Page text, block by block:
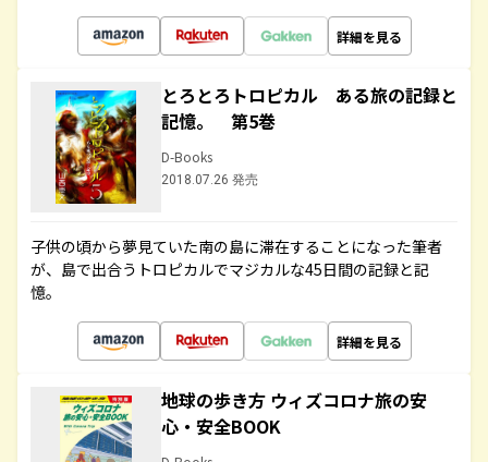
詳細を見る
とろとろトロピカル ある旅の記録と
記憶。 第5巻
D-Books
2018.07.26 発売
子供の頃から夢見ていた南の島に滞在することになった筆者
が、島で出合うトロピカルでマジカルな45日間の記録と記
憶。
詳細を見る
地球の歩き方 ウィズコロナ旅の安
心・安全BOOK